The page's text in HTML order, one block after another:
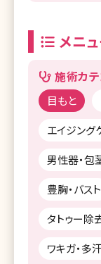
メニ
施術カ
目もと
エイジング
男性器・包
豊胸・バスト
タトゥー除
ワキガ・多